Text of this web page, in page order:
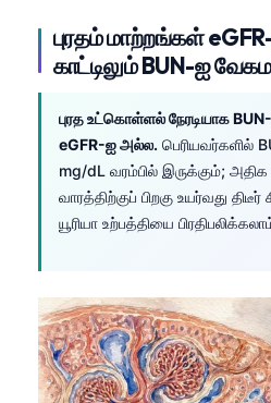
புரதம் மாற்றங்கள்
காட்டிலும் BUN-ஐ
புரத உட்கொள்ளல் நேரடியாக
eGFR-ஐ அல்ல. பெரியவர்களில்
mg/dL வரம்பில் இருக்கும்;
வாரத்திற்குப் பிறகு உயர்வது
யூரியா உற்பத்தியை